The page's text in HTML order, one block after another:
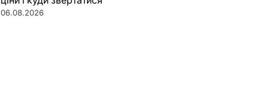
06.08.2026